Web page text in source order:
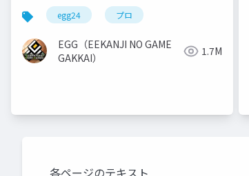
egg24 プロ
EGG（EEKANJI NO GAME
GAKKAI）
1.7M
各ページのテキスト